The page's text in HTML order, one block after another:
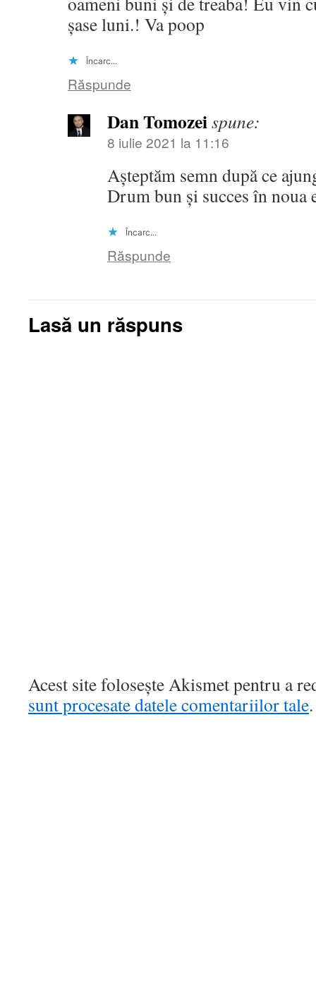
șase luni.! Va poop
Încarc...
Răspunde
Dan Tomozeispune:
8 iulie 2021 la 11:16
Așteptăm semn după ce
Drum bun și succes în noua
Încarc...
Răspunde
Lasă un răspuns
Acest site folosește Akismet pentru a
sunt procesate datele comentariilor tale.